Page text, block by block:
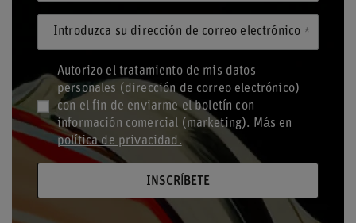
Introduzca su dirección de correo electrónico
Autorizo el tratamiento de mis datos
personales (dirección de correo electrónico)
con el fin de enviarme el boletín con
información comercial (marketing). Más en
política de privacidad.
INSCRÍBETE